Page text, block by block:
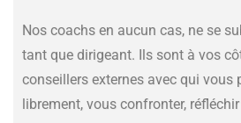
Nos coachs en aucun cas, ne se
tant que dirigeant. Ils sont à vos
conseillers externes avec qui vous
librement, vous confronter,